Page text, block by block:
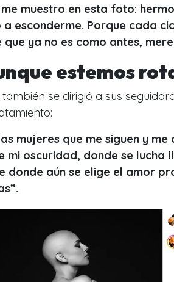
me muestro en esta foto:
a esconderme. Porque cada
que ya no es como antes,
estemos
se dirigió a sus
mujeres que me siguen y
mi oscuridad, donde se lucha
donde aún se elige el amor